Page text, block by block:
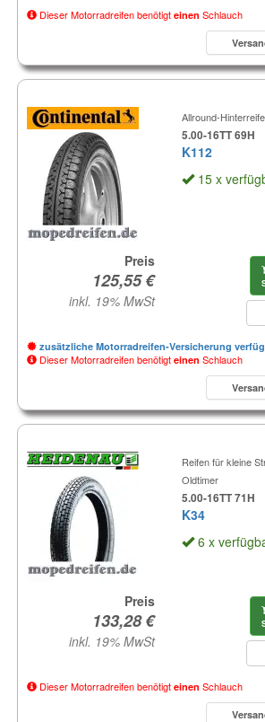
Dieser Motorradreifen benötigt einen Schlauch
Allround-
5.00-16TT 69H
K112
15 x
Preis
inkl. 19% MwSt
zusätzliche Motorradreifen-Versicherung
Dieser Motorradreifen benötigt einen Schlauch
Reifen für kleine
Oldtimer
5.00-16TT 71H
K34
6 x
Preis
inkl. 19% MwSt
Dieser Motorradreifen benötigt einen Schlauch